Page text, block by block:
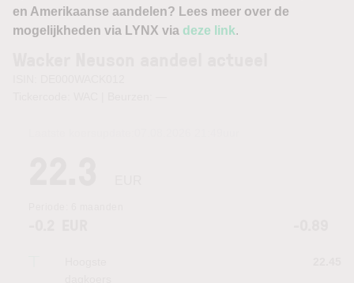
en Amerikaanse aandelen? Lees meer over de
mogelijkheden via LYNX via deze link.